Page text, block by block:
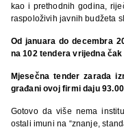
kao i prethodnih godina,
raspoloživih javnih budžeta
Od januara do decembra
na 102 tendera vrijedna
Mjesečna tender zarada
građani ovoj firmi daju
Gotovo da više nema
ostali imuni na “znanje,